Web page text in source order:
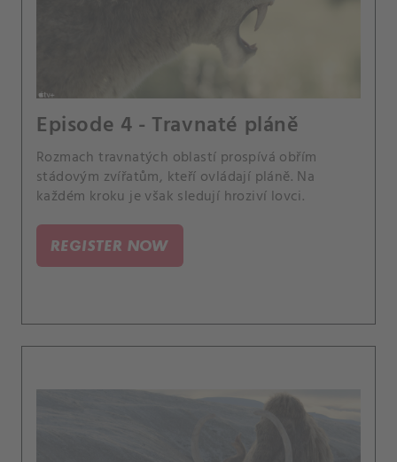
Episode 4 - Travnaté pláně
Rozmach travnatých oblastí prospívá obřím
stádovým zvířatům, kteří ovládají pláně. Na
každém kroku je však sledují hroziví lovci.
REGISTER NOW